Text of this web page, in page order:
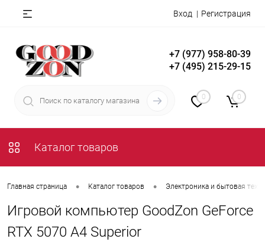
Вход Регистрация
+7 (977) 958-80-39
+7 (495) 215-29-15
0 0
Каталог товаров
Главная страница • Каталог товаров • Электроника и бытовая
Игровой компьютер GoodZon GeForce
RTX 5070 A4 Superior